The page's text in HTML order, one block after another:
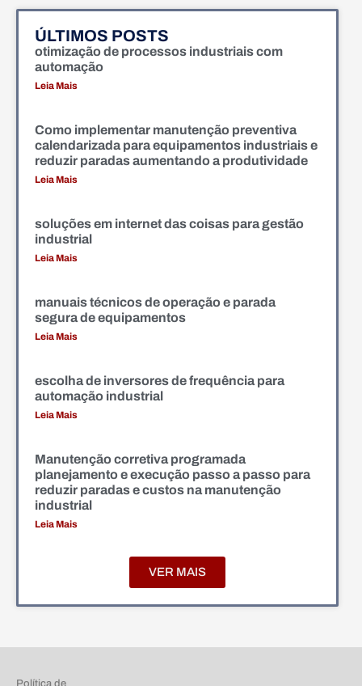
ÚLTIMOS POSTS
otimização de processos industriais com
automação
Leia Mais
Como implementar manutenção preventiva
calendarizada para equipamentos industriais e
reduzir paradas aumentando a produtividade
Leia Mais
soluções em internet das coisas para gestão
industrial
Leia Mais
manuais técnicos de operação e parada
segura de equipamentos
Leia Mais
escolha de inversores de frequência para
automação industrial
Leia Mais
Manutenção corretiva programada
planejamento e execução passo a passo para
reduzir paradas e custos na manutenção
industrial
Leia Mais
VER MAIS